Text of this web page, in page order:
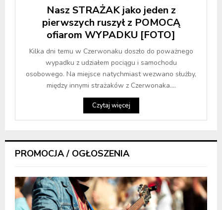
Nasz STRAŻAK jako jeden z
pierwszych ruszył z POMOCĄ
ofiarom WYPADKU [FOTO]
Kilka dni temu w Czerwonaku doszło do poważnego
wypadku z udziałem pociągu i samochodu
osobowego. Na miejsce natychmiast wezwano służby,
między innymi strażaków z Czerwonaka....
Czytaj więcej
PROMOCJA / OGŁOSZENIA